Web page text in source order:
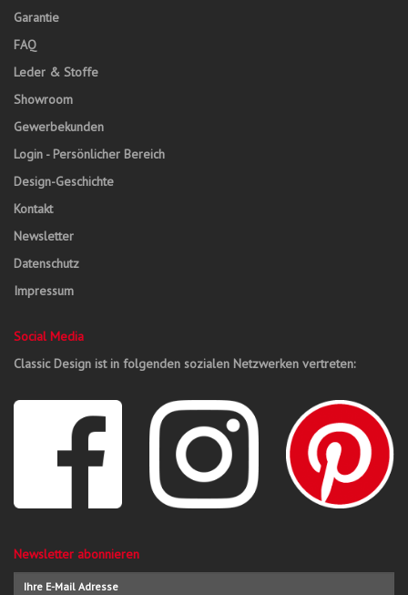
Garantie
FAQ
Leder & Stoffe
Showroom
Gewerbekunden
Login - Persönlicher Bereich
Design-Geschichte
Kontakt
Newsletter
Datenschutz
Impressum
Social Media
Classic Design ist in folgenden sozialen Netzwerken vertreten:
Newsletter abonnieren